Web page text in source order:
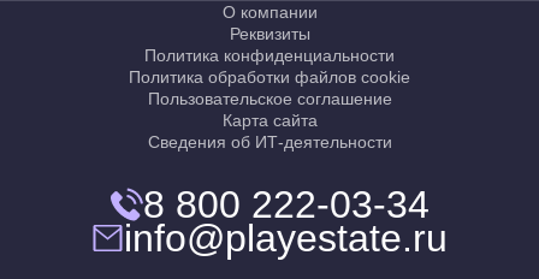
О компании
Реквизиты
Политика конфиденциальности
Политика обработки файлов cookie
Пользовательское соглашение
Карта сайта
Сведения об ИТ-деятельности
8 800 222-03-34
info@playestate.ru